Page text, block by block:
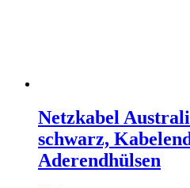
Netzkabel
schwarz,
Aderendhülsen